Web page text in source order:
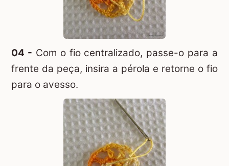
04 - Com o fio centralizado, passe-o para a
frente da peça, insira a pérola e retorne o fio
para o avesso.